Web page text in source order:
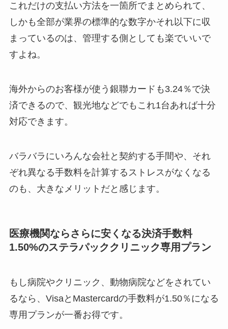
これだけの支払い方法を一箇所でまとめられて、
しかも全部が業界の標準的な数字かそれ以下に収
まっているのは、管理する側としても楽でいいで
すよね。
海外からのお客様が使う銀聯カードも3.24％で決
済できるので、観光地などでもこれ1台あれば十分
対応できます。
バラバラにいろんな会社と契約する手間や、それ
ぞれ異なる手数料を計算するストレスがなくなる
のも、大きなメリットだと感じます。
医療機関ならさらに安くなる決済手数料
1.50%のステラパッククリニック専用プラン
もし病院やクリニック、動物病院などをされてい
るなら、VisaとMastercardの手数料が1.50％になる
専用プランが一番お得です。